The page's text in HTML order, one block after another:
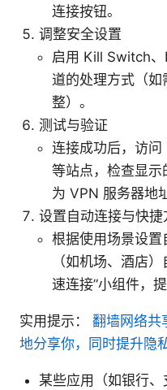
连接按钮。
调整安全设置
启用 Kill Switch
道的处理方式（如
整）。
测试与验证
连接成功后，访
等站点，检查显示
为 VPN 服务器地
设置自动连接与快捷
根据使用场景设
（如机场、酒店
速连接”小组件，
实用提示： 翻墙网络共
地分享你，同时提升隐
某些应用（如银行